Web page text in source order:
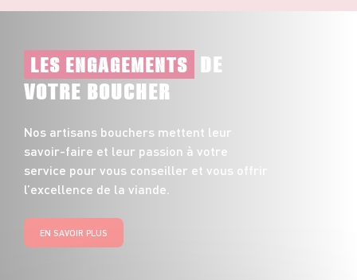
LES ENGAGEMENTS DE
VOTRE BOUCHER
Nos artisans bouchers mettent leur
savoir-faire et leur passion à votre
service pour vous conseiller et vous offrir
l’excellence de la viande.
EN SAVOIR PLUS